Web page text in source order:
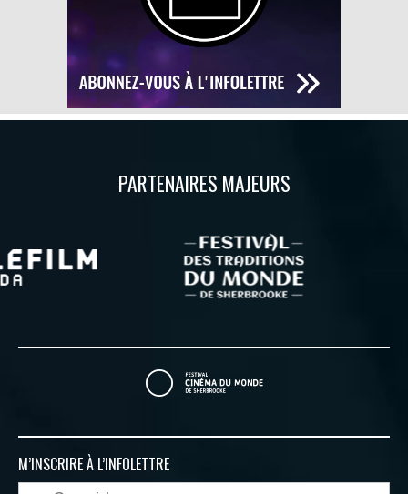
PARTENAIRES MAJEURS
M’INSCRIRE À L’INFOLETTRE